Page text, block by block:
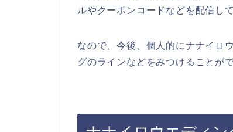
ルやクーポンコードなどを配信し
なので、今後、個人的にナナイロ
グのラインなどをみつけることが